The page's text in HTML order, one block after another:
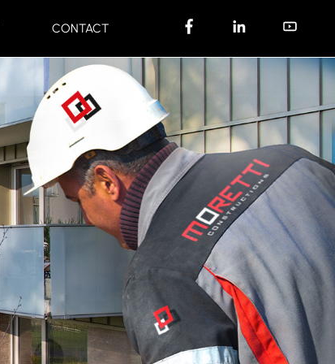
CONTACT